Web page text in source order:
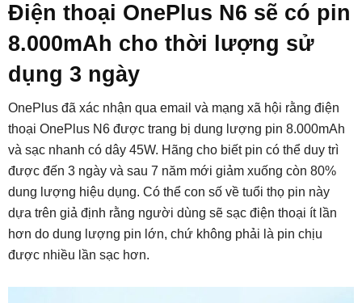
Điện thoại OnePlus N6 sẽ có pin
8.000mAh cho thời lượng sử
dụng 3 ngày
OnePlus đã xác nhận qua email và mạng xã hội rằng điện
thoại OnePlus N6 được trang bị dung lượng pin 8.000mAh
và sạc nhanh có dây 45W. Hãng cho biết pin có thể duy trì
được đến 3 ngày và sau 7 năm mới giảm xuống còn 80%
dung lượng hiệu dụng. Có thể con số về tuổi thọ pin này
dựa trên giả định rằng người dùng sẽ sạc điện thoại ít lần
hơn do dung lượng pin lớn, chứ không phải là pin chịu
được nhiều lần sạc hơn.